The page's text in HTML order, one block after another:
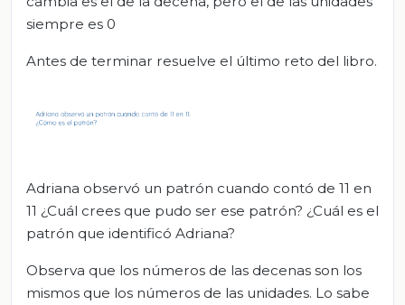
siempre es 0
Antes de terminar resuelve el último reto del libro.
Adriana observó un patrón cuando contó de 11 en
11 ¿Cuál crees que pudo ser ese patrón? ¿Cuál es el
patrón que identificó Adriana?
Observa que los números de las decenas son los
mismos que los números de las unidades. Lo sabe